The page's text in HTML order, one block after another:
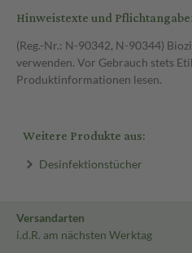
Hinweistexte und
(Reg.-Nr.: N-90342, N-90344)
verwenden. Vor Gebrauch stets
Produktinformationen lesen.
Weitere Produkte aus:
Desinfektionstücher
Versandarten
i.d.R. am nächsten Werktag